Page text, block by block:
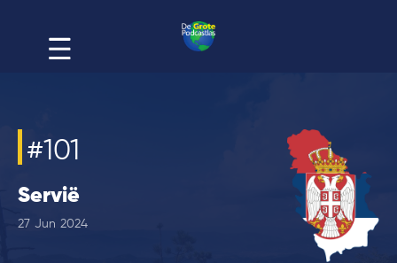
#101
Servië
27 Jun 2024